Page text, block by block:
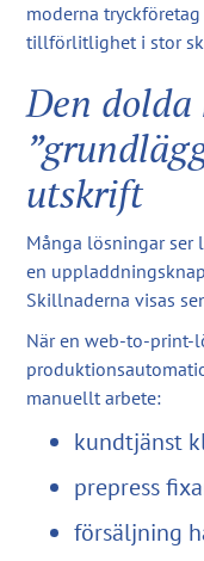
moderna
tillförlitlighet i stor
Den
utskrift
Många lösningar ser
en
Skillnaderna visas
När en web-to-print-
manuellt arbete:
kundtjänst
prepress
försäljning